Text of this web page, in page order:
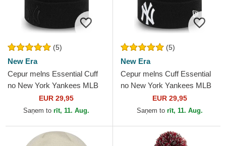
(5)
New Era
Cepur melns Essential Cuff
no New York Yankees MLB
no New EraEUR 29,95
Saņem to rīt, 11. Aug.
(5)
New Era
Cepur melns Cuff Essential
no New York Yankees MLB
no New EraEUR 29,95
Saņem to rīt, 11. Aug.